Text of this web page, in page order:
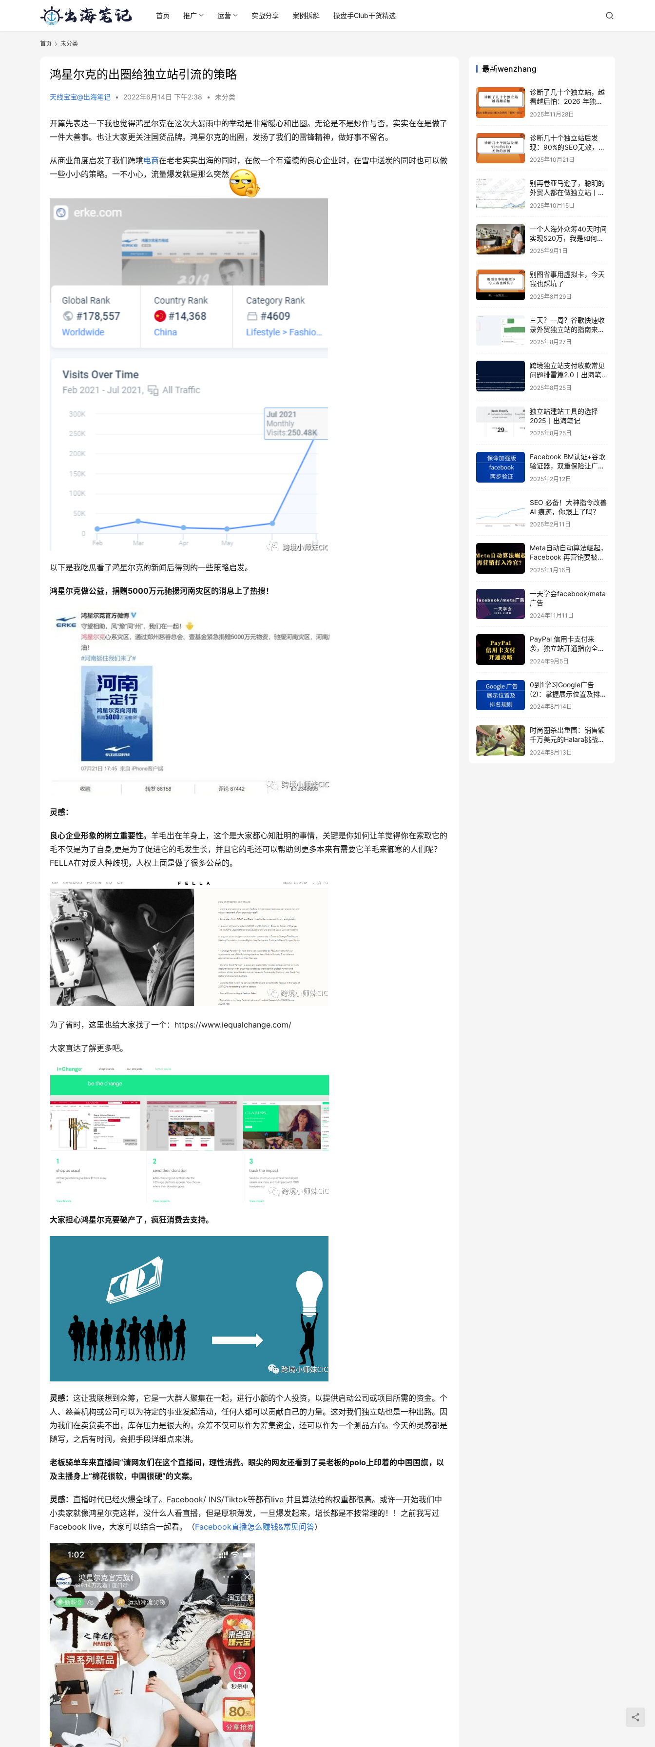
首页 推广 运营 实战分享 案例拆解 操盘手Club干货精选
首页 未分类
鸿星尔克的出圈给独立站引流的策略
天线宝宝@出海笔记 • 2022年6月14日 下午2:38 • 未分类
开篇先表达一下我也觉得鸿星尔克在这次大暴雨中的举动是非常暖心和出圈。无论是不是炒作与否，实实在在是做了
一件大善事。也让大家更关注国货品牌。鸿星尔克的出圈，发扬了我们的雷锋精神，做好事不留名。
从商业角度启发了我们跨境电商在老老实实出海的同时，在做一个有道德的良心企业时，在雪中送炭的同时也可以做
一些小小的策略。一不小心，流量爆发就是那么突然
以下是我吃瓜看了鸿星尔克的新闻后得到的一些策略启发。
鸿星尔克做公益，捐赠5000万元驰援河南灾区的消息上了热搜！
灵感：
良心企业形象的树立重要性。 羊毛出在羊身上，这个是大家都心知肚明的事情，关键是你如何让羊觉得你在索取它的
毛不仅是为了自身,更是为了促进它的毛发生长，并且它的毛还可以帮助到更多本来有需要它羊毛来御寒的人们呢？
FELLA在对反人种歧视，人权上面是做了很多公益的。
为了省时，这里也给大家找了一个：https://www.iequalchange.com/
大家直达了解更多吧。
大家担心鸿星尔克要破产了，疯狂消费去支持。
灵感： 这让我联想到众筹，它是一大群人聚集在一起，进行小额的个人投资，以提供启动公司或项目所需的资金。个
人、慈善机构或公司可以为特定的事业发起活动，任何人都可以贡献自己的力量。这对我们独立站也是一种出路。因
为我们在卖货卖不出，库存压力是很大的，众筹不仅可以作为筹集资金，还可以作为一个测品方向。今天的灵感都是
随写，之后有时间，会把手段详细点来讲。
老板骑单车来直播间“请网友们在这个直播间，理性消费。眼尖的网友还看到了吴老板的polo上印着的中国国旗，以
及主播身上“棉花很软，中国很硬”的文案。
灵感： 直播时代已经火爆全球了。Facebook/ INS/Tiktok等都有live 并且算法给的权重都很高。或许一开始我们中
小卖家就像鸿星尔克这样，没什么人看直播，但是厚积薄发，一旦爆发起来，增长都是不按常理的！！之前我写过
Facebook live，大家可以结合一起看。（Facebook直播怎么赚钱&常见问答）
最新wenzhang
诊断了几十个独立站，越
看越后怕：2026 年独立
站 SEO 可能会突然“卷死
一批人”？
2025年11月28日
诊断几十个独立站后发
现：90%的SEO无效，是
因为忽略了这关键一步
2025年10月21日
别再卷亚马逊了，聪明的
外贸人都在做独立站丨出
海笔记
2025年10月15日
一个人海外众筹40天时间
实现520万，我是如何做
到的？丨出海笔记
2025年9月1日
别图省事用虚拟卡，今天
我也踩坑了
2025年8月29日
三天？一周？谷歌快速收
录外贸独立站的指南来
了！丨出海笔记
2025年8月27日
跨境独立站支付收款常见
问题排雷篇2.0丨出海笔
记
2025年8月25日
独立站建站工具的选择
2025丨出海笔记
2025年8月25日
Facebook BM认证+谷歌
验证器，双重保险让广告
投手账号稳如泰山
2025年2月12日
SEO 必备！大神指令改善
AI 痕迹，你跟上了吗？
2025年2月11日
Meta自动自动算法崛起，
Facebook 再营销要被打
入冷宫？
2025年1月16日
一天学会facebook/meta
广告
2024年11月11日
PayPal 信用卡支付来
袭，独立站开通指南全揭
秘
2024年9月5日
0到1学习Google广告
(2)：掌握展示位置及排名
规则
2024年8月14日
时尚圈杀出重围：销售额
千万美元的Halara挑战
SHEIN成新时尚巨头
（上）
2024年8月13日